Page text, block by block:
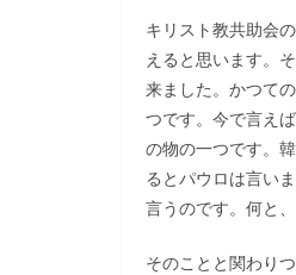
キリスト教共助会
えると思います。
来ました。かつて
つです。今で言え
の物の一つです。
るとパウロは言い
言うのです。何と
そのことと関わり